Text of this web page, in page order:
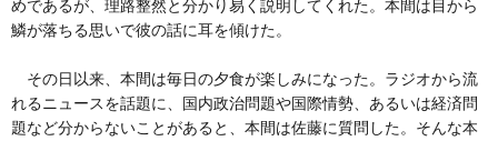
めであるが、理路整然と分かり易く説明してくれた。本間は目から
鱗が落ちる思いで彼の話に耳を傾けた。
その日以来、本間は毎日の夕食が楽しみになった。ラジオから流
れるニュースを話題に、国内政治問題や国際情勢、あるいは経済問
題など分からないことがあると、本間は佐藤に質問した。そんな本